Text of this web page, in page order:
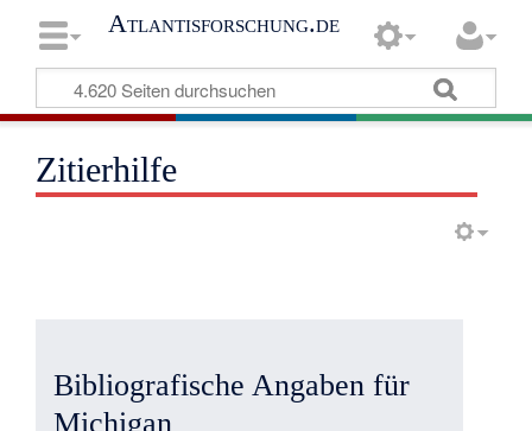
Atlantisforschung.de
Zitierhilfe
Bibliografische Angaben für
Michigan